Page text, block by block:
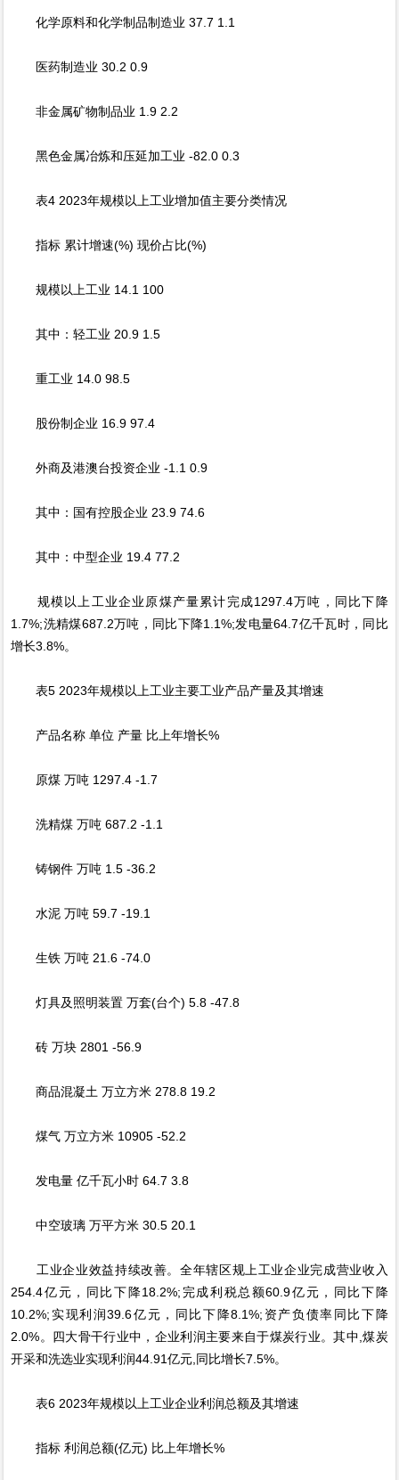
化学原料和化学制品制造业 37.7 1.1
医药制造业 30.2 0.9
非金属矿物制品业 1.9 2.2
黑色金属冶炼和压延加工业 -82.0 0.3
表4 2023年规模以上工业增加值主要分类情况
指标 累计增速(%) 现价占比(%)
规模以上工业 14.1 100
其中：轻工业 20.9 1.5
重工业 14.0 98.5
股份制企业 16.9 97.4
外商及港澳台投资企业 -1.1 0.9
其中：国有控股企业 23.9 74.6
其中：中型企业 19.4 77.2
规模以上工业企业原煤产量累计完成1297.4万吨，同比下降
1.7%;洗精煤687.2万吨，同比下降1.1%;发电量64.7亿千瓦时，同比
增长3.8%。
表5 2023年规模以上工业主要工业产品产量及其增速
产品名称 单位 产量 比上年增长%
原煤 万吨 1297.4 -1.7
洗精煤 万吨 687.2 -1.1
铸钢件 万吨 1.5 -36.2
水泥 万吨 59.7 -19.1
生铁 万吨 21.6 -74.0
灯具及照明装置 万套(台个) 5.8 -47.8
砖 万块 2801 -56.9
商品混凝土 万立方米 278.8 19.2
煤气 万立方米 10905 -52.2
发电量 亿千瓦小时 64.7 3.8
中空玻璃 万平方米 30.5 20.1
工业企业效益持续改善。全年辖区规上工业企业完成营业收入
254.4亿元，同比下降18.2%;完成利税总额60.9亿元，同比下降
10.2%;实现利润39.6亿元，同比下降8.1%;资产负债率同比下降
2.0%。四大骨干行业中，企业利润主要来自于煤炭行业。其中,煤炭
开采和洗选业实现利润44.91亿元,同比增长7.5%。
表6 2023年规模以上工业企业利润总额及其增速
指标 利润总额(亿元) 比上年增长%